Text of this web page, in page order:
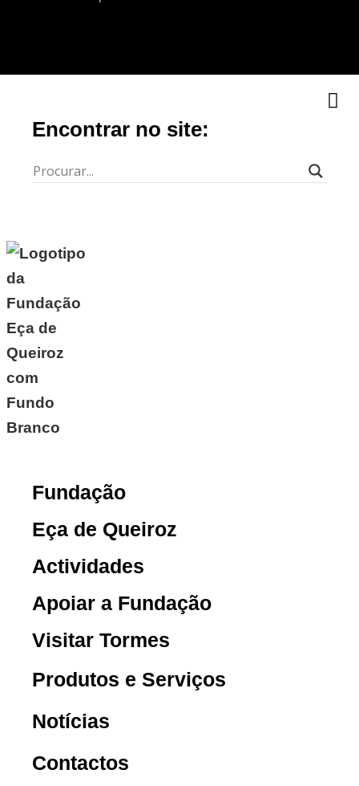
Encontrar no site:
Fundação
Eça de Queiroz
Actividades
Apoiar a Fundação
Visitar Tormes
Produtos e Serviços
Notícias
Contactos